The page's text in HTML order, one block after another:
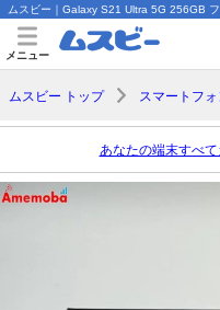
ムスビー｜Galaxy S21 Ultra 5G 256GB
メニュー
ムスビー トップ スマートフォ
あなたの端末すべ